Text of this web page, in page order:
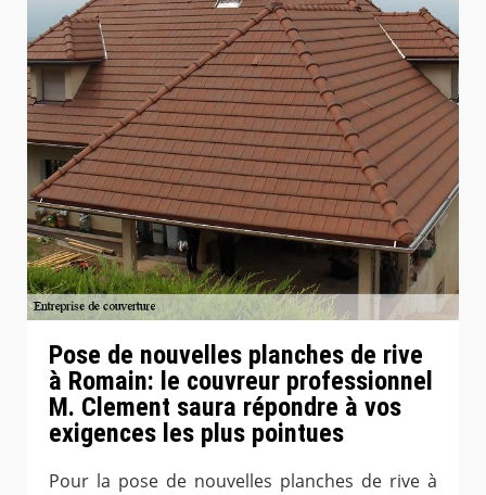
Pose de nouvelles planches de rive
à Romain: le couvreur professionnel
M. Clement saura répondre à vos
exigences les plus pointues
Pour la pose de nouvelles planches de rive à